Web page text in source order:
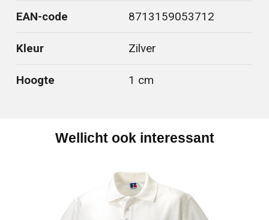
EAN-code 8713159053712
Kleur Zilver
Hoogte 1 cm
Wellicht ook interessant